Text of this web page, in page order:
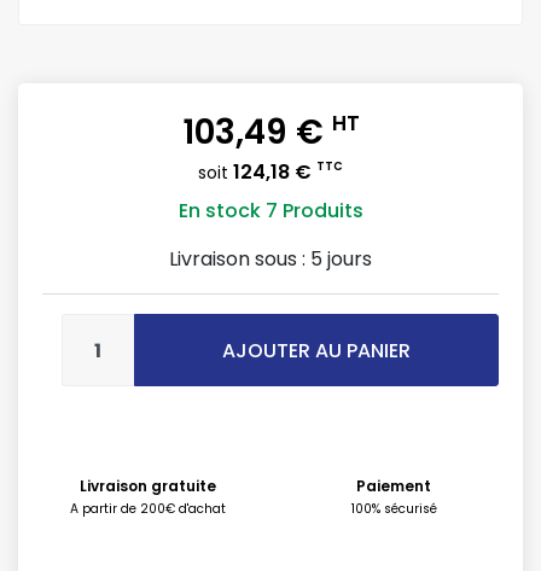
103,49 € HT
soit 124,18 € TTC
En stock 7 Produits
Livraison sous : 5 jours
AJOUTER AU PANIER
Livraison gratuite
A partir de 200€ d'achat
Paiement
100% sécurisé